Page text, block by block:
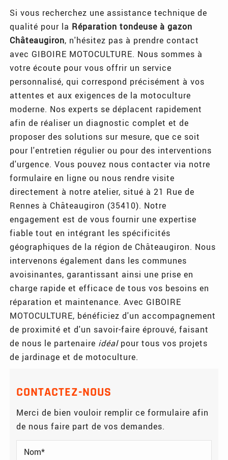
Si vous recherchez une assistance technique de
qualité pour la Réparation tondeuse à gazon
Châteaugiron, n'hésitez pas à prendre contact
avec GIBOIRE MOTOCULTURE. Nous sommes à
votre écoute pour vous offrir un service
personnalisé, qui correspond précisément à vos
attentes et aux exigences de la motoculture
moderne. Nos experts se déplacent rapidement
afin de réaliser un diagnostic complet et de
proposer des solutions sur mesure, que ce soit
pour l'entretien régulier ou pour des interventions
d'urgence. Vous pouvez nous contacter via notre
formulaire en ligne ou nous rendre visite
directement à notre atelier, situé à 21 Rue de
Rennes à Châteaugiron (35410). Notre
engagement est de vous fournir une expertise
fiable tout en intégrant les spécificités
géographiques de la région de Châteaugiron. Nous
intervenons également dans les communes
avoisinantes, garantissant ainsi une prise en
charge rapide et efficace de tous vos besoins en
réparation et maintenance. Avec GIBOIRE
MOTOCULTURE, bénéficiez d'un accompagnement
de proximité et d'un savoir-faire éprouvé, faisant
de nous le partenaire idéalpour tous vos projets
de jardinage et de motoculture.
CONTACTEZ-NOUS
Merci de bien vouloir remplir ce formulaire afin
de nous faire part de vos demandes.